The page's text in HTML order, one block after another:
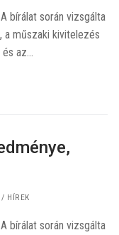
bírálat során vizsgálta
a műszaki kivitelezés
és az…
/ HÍREK
bírálat során vizsgálta